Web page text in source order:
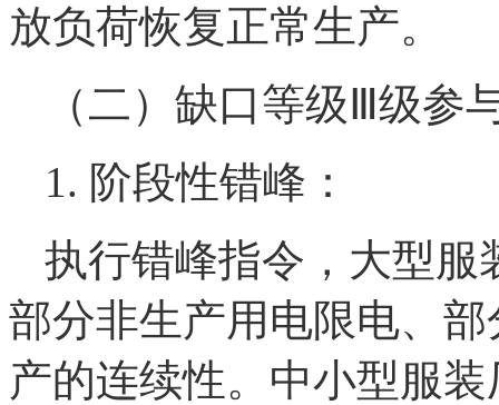
放负荷恢复正常生产。
（二）缺口等级Ⅲ级参
1. 阶段性错峰：
执行错峰指令，大型服
部分非生产用电限电、
产的连续性。中小型服